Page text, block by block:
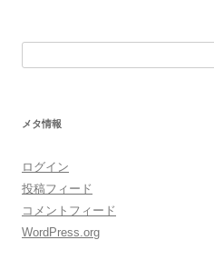
メタ情報
ログイン
投稿フィード
コメントフィード
WordPress.org